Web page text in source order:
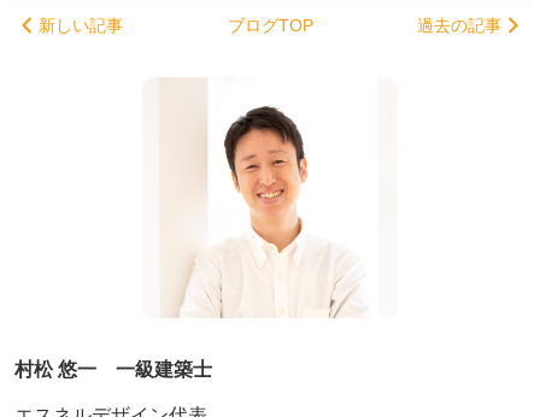
新しい記事 ブログTOP 過去の記事
村松 悠一 一級建築士